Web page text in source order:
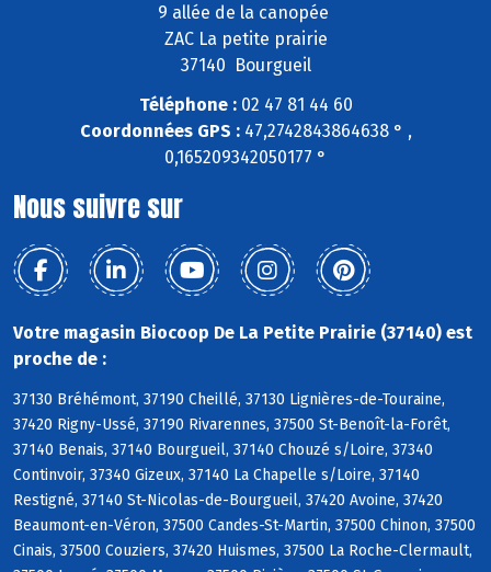
9 allée de la canopée
ZAC La petite prairie
37140 Bourgueil
Téléphone :02 47 81 44 60
Coordonnées GPS :47,2742843864638 ° ,
0,165209342050177 °
Nous suivre sur
Votre magasin Biocoop De La Petite Prairie (37140) est
proche de :
37130 Bréhémont, 37190 Cheillé, 37130 Lignières-de-Touraine,
37420 Rigny-Ussé, 37190 Rivarennes, 37500 St-Benoît-la-Forêt,
37140 Benais, 37140 Bourgueil, 37140 Chouzé s/Loire, 37340
Continvoir, 37340 Gizeux, 37140 La Chapelle s/Loire, 37140
Restigné, 37140 St-Nicolas-de-Bourgueil, 37420 Avoine, 37420
Beaumont-en-Véron, 37500 Candes-St-Martin, 37500 Chinon, 37500
Cinais, 37500 Couziers, 37420 Huismes, 37500 La Roche-Clermault,